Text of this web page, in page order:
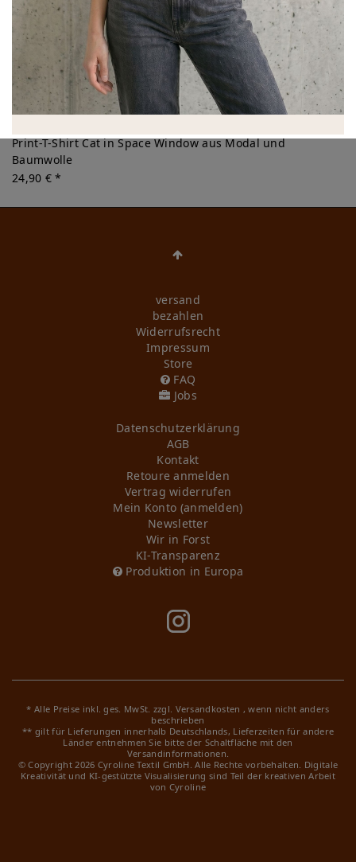
Print-T-Shirt Cat in Space Window aus Modal und
Baumwolle
24,90 € *
versand
bezahlen
Widerrufs­recht
Impressum
Store
FAQ
Jobs
Daten­schutz­erklärung
AGB
Kontakt
Retoure anmelden
Vertrag widerrufen
Mein Konto (anmelden)
Newsletter
Wir in Forst
KI-Transparenz
Produktion in Europa
* Alle Preise inkl. ges. MwSt. zzgl. Versandkosten , wenn nicht anders
beschrieben
** gilt für Lieferungen innerhalb Deutschlands, Lieferzeiten für andere
Länder entnehmen Sie bitte der Schaltfläche mit den
Versandinformationen.
© Copyright 2026 Cyroline Textil GmbH. Alle Rechte vorbehalten. Digitale
Kreativität und KI-gestützte Visualisierung sind Teil der kreativen Arbeit
von Cyroline